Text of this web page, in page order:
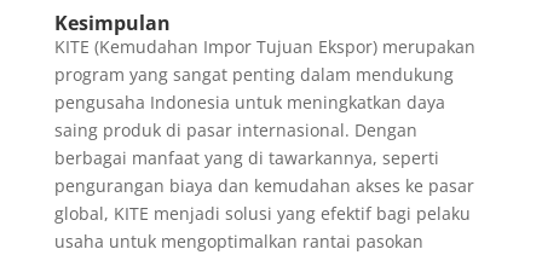
Kesimpulan
KITE (Kemudahan Impor Tujuan Ekspor) merupakan
program yang sangat penting dalam mendukung
pengusaha Indonesia untuk meningkatkan daya
saing produk di pasar internasional. Dengan
berbagai manfaat yang di tawarkannya, seperti
pengurangan biaya dan kemudahan akses ke pasar
global, KITE menjadi solusi yang efektif bagi pelaku
usaha untuk mengoptimalkan rantai pasokan